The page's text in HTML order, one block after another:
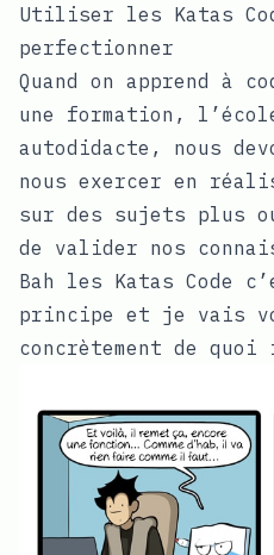
Utiliser les Katas
perfectionner
Quand on apprend à
une formation, l’école
autodidacte, nous
nous exercer en
sur des sujets plus
de valider nos
Bah les Katas Code
principe et je vais
concrètement de